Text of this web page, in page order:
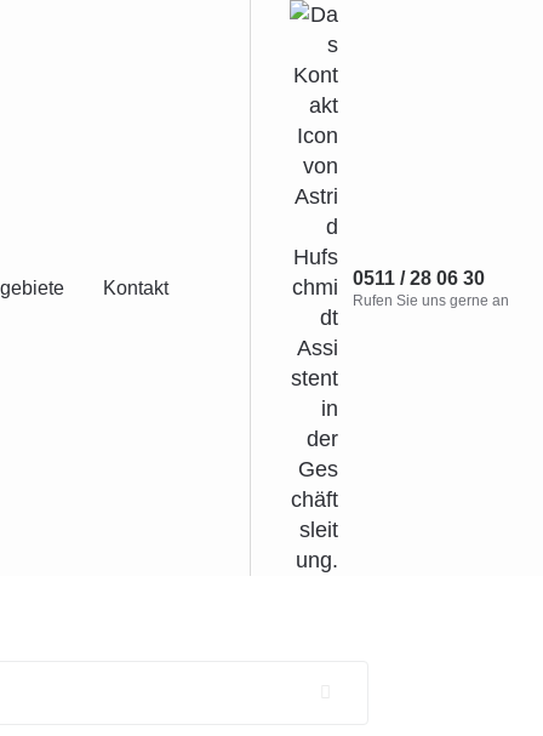
Kontakt 0511 / 28 06 30
Rufen Sie uns gerne an